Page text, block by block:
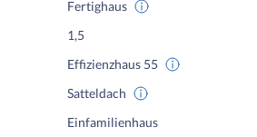
Fertighaus
1,5
Effizienzhaus 55
Satteldach
Einfamilienhaus